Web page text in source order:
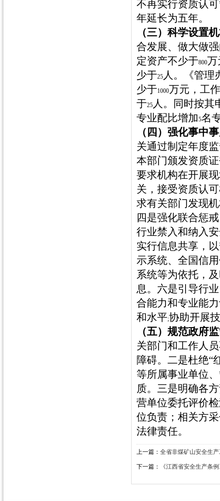
不再实行资质认
年延长为五年。
（三）科学设置
合发展、做大做
定资产不少于800万
少于25 人。《管理
少于1000万元，工
于25 人。同时按其
专业配比增加5名
（四）强化事中
关通过制定年度
本部门颁发资质
要求机构在开展
关，接受资质认
求有关部门发现
四是强化联合惩
行业禁入和纳入
实行信息共享，
示系统、全国信
系统等为依托，
息。六是引导行
合能力和专业能
和水平;协助开展
（五）规范政府
关部门和工作人
障碍。二是杜绝“
等所属事业单位
质。三是明确各
营单位委托评价
位负责；相关方
法律责任。
上一篇： 全省非煤矿山安全生
下一篇： 《江西省安全生产条